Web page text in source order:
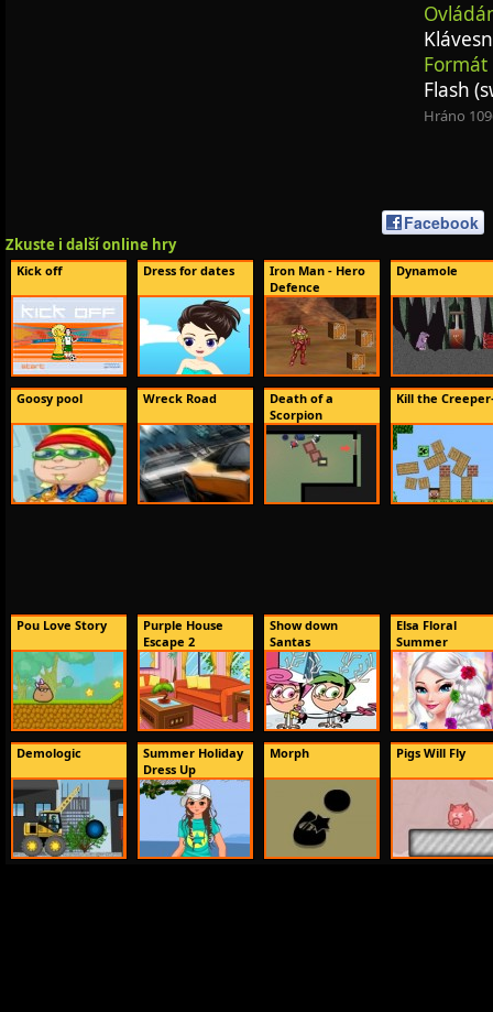
Flash
Hráno
Facebook
Zkuste i další online hry
Kick off Dress for dates
Iron Man - Hero
Defence
Dynamole
Goosy pool Wreck Road
Death of a
Scorpion
Kill the
Pou Love Story
Purple House
Escape 2
Show down
Santas
Elsa Floral
Summer
Demologic
Summer Holiday
Dress Up
Morph Pigs Will Fly